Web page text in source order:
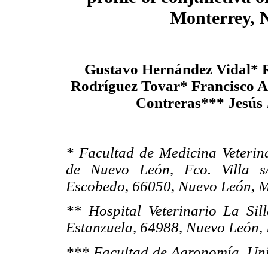
Monterrey,
Gustavo Hernández Vidal*
Rodríguez Tovar* Francisco
Contreras*** Jesús
* Facultad de Medicina
de Nuevo León, Fco. Villa
Escobedo, 66050, Nuevo León,
** Hospital Veterinario La
Estanzuela, 64988, Nuevo